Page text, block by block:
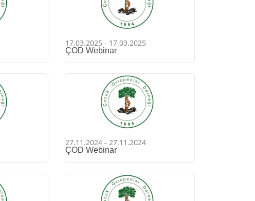
17.03.2025 - 17.03.2025
ÇOD Webinar
27.11.2024 - 27.11.2024
ÇOD Webinar